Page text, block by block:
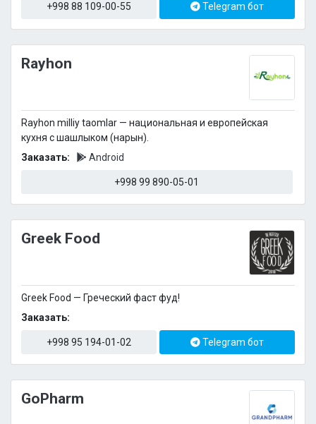
+998 88 109-00-55 Telegram бот
Rayhon
Rayhon milliy taomlar — национальная и европейская
кухня с шашлыком (нарын).
Заказать:
Android
+998 99 890-05-01
Greek Food
Greek Food — Греческий фаст фуд!
Заказать:
+998 95 194-01-02 Telegram бот
GoPharm